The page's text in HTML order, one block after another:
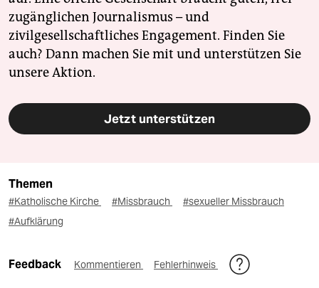
zugänglichen Journalismus – und
zivilgesellschaftliches Engagement. Finden Sie
auch? Dann machen Sie mit und unterstützen Sie
unsere Aktion.
Jetzt unterstützen
Themen
#Katholische Kirche #Missbrauch
#sexueller Missbrauch
#Aufklärung
Feedback Kommentieren Fehlerhinweis